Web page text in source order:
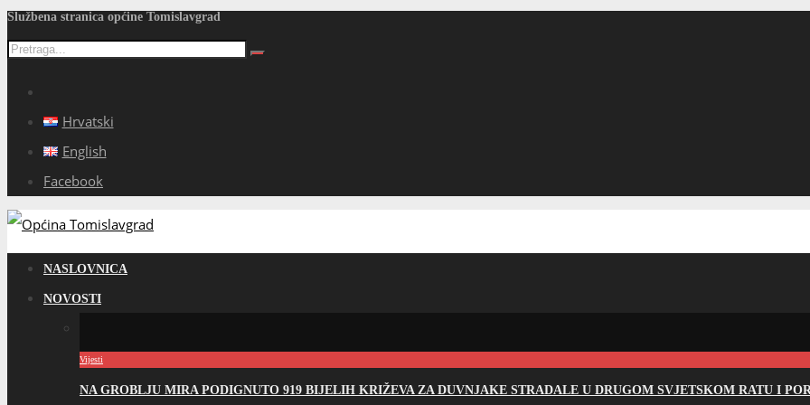
Službena stranica općine Tomislavgrad
Hrvatski
English
Facebook
NASLOVNICA
NOVOSTI
Vijesti
NA GROBLJU MIRA PODIGNUTO 919 BIJELIH KRIŽEVA ZA DUVNJAKE STRADALE U DRUGOM SVJETSKOM RATU I